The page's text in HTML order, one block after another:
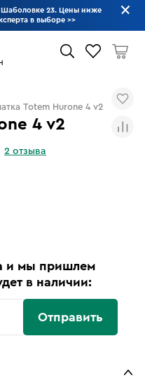
Шаболовке 23. Цены ниже
в выборе >>
4 v2
2 отзыва
Totem Hurone 4 v2
и мы пришлем
в наличии:
Отправить